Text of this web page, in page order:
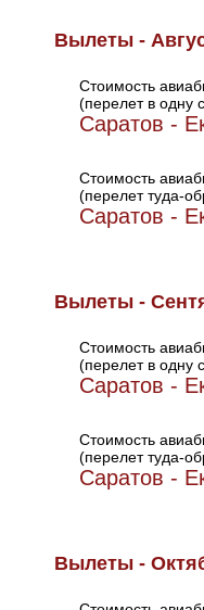
Вылеты -
Стоимость
(перелет в одну
Саратов -
Стоимость
(перелет туда-
Саратов -
Вылеты -
Стоимость
(перелет в одну
Саратов -
Стоимость
(перелет туда-
Саратов -
Вылеты -